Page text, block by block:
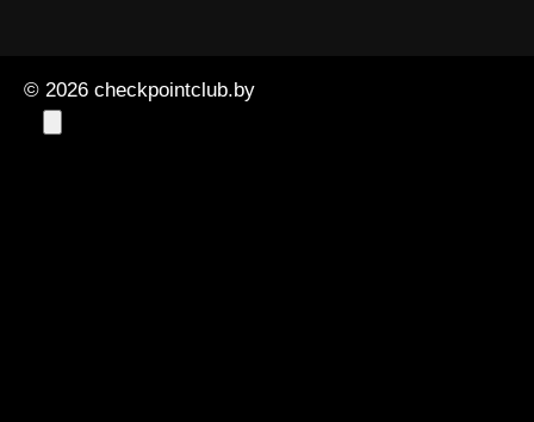
© 2026 checkpointclub.by